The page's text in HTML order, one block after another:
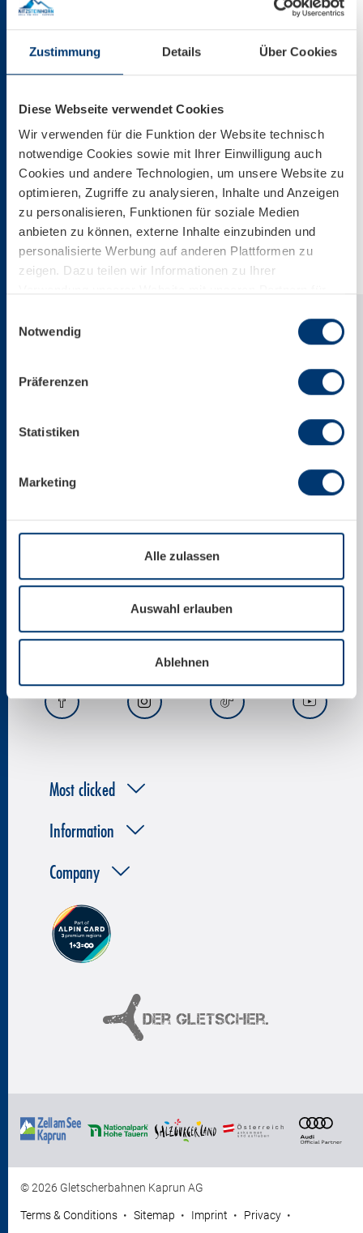
Zustimmung Details Über Cookies
Diese Webseite verwendet Cookies
Wir verwenden für die Funktion der Website technisch
notwendige Cookies sowie mit Ihrer Einwilligung auch
Cookies und andere Technologien, um unsere Website zu
optimieren, Zugriffe zu analysieren, Inhalte und Anzeigen
zu personalisieren, Funktionen für soziale Medien
anbieten zu können, externe Inhalte einzubinden und
personalisierte Werbung auf anderen Plattformen zu
zeigen. Dazu teilen wir Informationen zu Ihrer
zu technisch nicht notwendigen Cookies können Sie
Weiterführende Details zu den auf unserer Website
eingesetzten Diensten finden Sie in unserer
Mehr über uns im Impressum.
Notwendig
Präferenzen
Statistiken
Marketing
Alle zulassen
Auswahl erlauben
Ablehnen
Kitzsteinhorn
Size
157,97 KB
Download
Download Web Version
+43 6547 8700
office@kitzsteinhorn.at
News by email
Most clicked
Information
Company
© 2026 Gletscherbahnen Kaprun AG
Terms & Conditions Sitemap Imprint Privacy